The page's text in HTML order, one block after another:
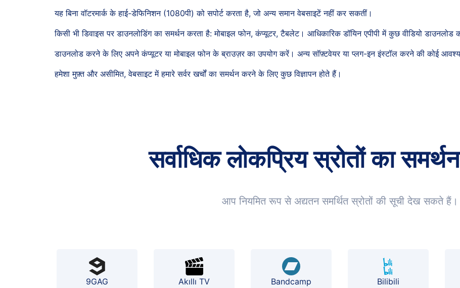
यह बिना वॉटरमार्क के हाई-डेफिनिशन (1080पी) को सपोर्ट करता है, जो अन्य समान वेबसाइटें नहीं कर सकतीं।
किसी भी डिवाइस पर डाउनलोडिंग का समर्थन करता है: मोबाइल फोन, कंप्यूटर, टैबलेट। आधिकारिक डॉयिन एपीपी में कुछ वीडियो
डाउनलोड करने के लिए अपने कंप्यूटर या मोबाइल फोन के ब्राउज़र का उपयोग करें। अन्य सॉफ़्टवेयर या प्लग-इन इंस्टॉल करने की कोई
हमेशा मुफ़्त और असीमित, वेबसाइट में हमारे सर्वर खर्चों का समर्थन करने के लिए कुछ विज्ञापन होते हैं।
सर्वाधिक लोकप्रिय स्रोतों का
आप नियमित रूप से अद्यतन समर्थित स्रोतों की सूची देख सकते हैं।
9GAG Akıllı TV Bandcamp Bilibili